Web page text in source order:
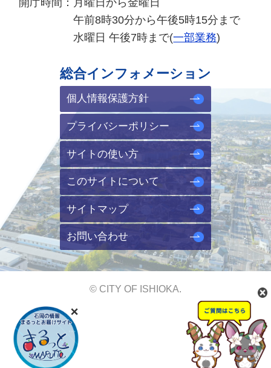
開庁時間： 月曜日から金曜日
午前8時30分から午後5時15分まで
水曜日 午後7時まで(一部業務)
総合インフォメーション
個人情報保護方針
プライバシーポリシー
サイトの使い方
このサイトについて
サイトマップ
お問い合わせ
© CITY OF ISHIOKA.